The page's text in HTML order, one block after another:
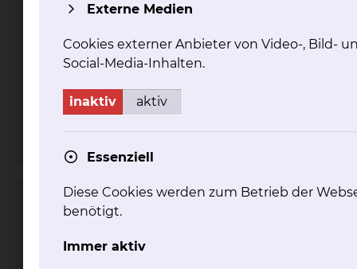
Fichtengrund 1, 38126 Braunschweig
Tel.:+49 531 595 4536
Fax: +49 531 595 4540
Per E-Mail kontaktieren
mehr
Zertifiziertes Shunt-Referenzzentrum
Externe Medien
Cookies externer Anbieter von Video-, Bild-
Social-Media-Inhalten.
inaktiv aktiv
Essenziell
Diese Cookies werden zum Betrieb der
benötigt.
Immer aktiv